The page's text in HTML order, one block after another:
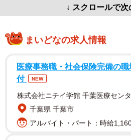
↓ スクロールで次
まいどなの求人情報
医療事務職・社会保険完備の
付
NEW
株式会社ニチイ学館 千葉医療セン
千葉県 千葉市
アルバイト・パート：時給